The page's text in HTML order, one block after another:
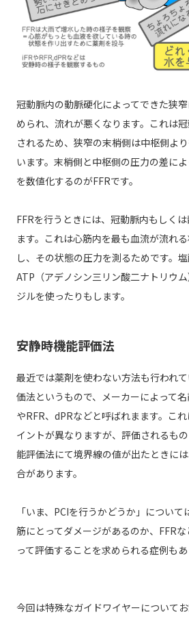
冠動脈内の動脈硬化によってできた狭
められ、流れが悪くなります。これは
されるため、狭窄の末梢側は中枢側よ
います。末梢側と中枢側の圧力の差に
を数値化するのがFFRです。
FFRを行うときには、冠動脈内もしく
ます。これは心筋内を最も血流が流れ
し、その状態の圧力を測るためです。
ATP（アデノシン三リン酸二ナトリウ
ジルを使ったりもします。
安静時機能評価法
最近では薬剤を使わない方法も行われ
価法というもので、メーカーによって
やRFR、dPRなどと呼ばれまます。こ
イントが異なりますが、評価されるも
能評価法にて境界線の値が出たときに
合があります。
「いま、PCIを行うかどうか」につい
筋にとってダメージがあるのか、FFR
って評価することを求められる症例もあ
今回は特殊なガイドワイヤーについてお